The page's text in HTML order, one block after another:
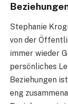
Stephanie
von der
immer wieder
persönliches
Beziehungen
eng